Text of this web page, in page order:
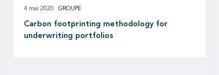
Carbon footprinting methodology for
underwriting portfolios
4 mai 2020 GROUPE